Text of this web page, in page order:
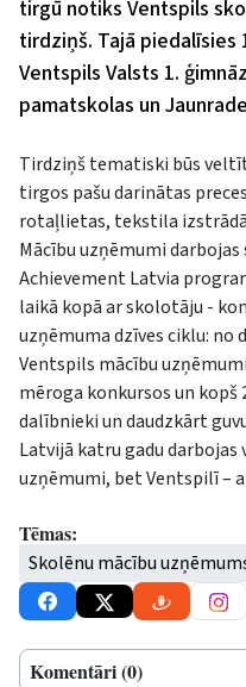
tirgū notiks Ventspils
tirdziņš. Tajā piedalīsies
Ventspils Valsts 1.
pamatskolas un
Tirdziņš tematiski būs
tirgos pašu darinātas
rotaļlietas, tekstila
Mācību uzņēmumi
Achievement Latvia
laikā kopā ar skolotāju -
uzņēmuma dzīves ciklu: no
Ventspils mācību
mēroga konkursos un kopš
dalībnieki un daudzkārt
Latvijā katru gadu darbojas
uzņēmumi, bet Ventspilī –
Tēmas:
Skolēnu mācību
Komentāri (0)